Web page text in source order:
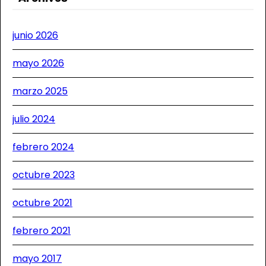
junio 2026
mayo 2026
marzo 2025
julio 2024
febrero 2024
octubre 2023
octubre 2021
febrero 2021
mayo 2017